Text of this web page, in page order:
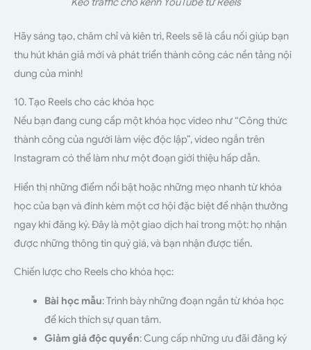
Hãy sáng tạo, chăm chỉ và kiên trì, Reels sẽ là cầu nối giúp bạn
thu hút khán giả mới và phát triển thành công các nền tảng nội
dung của mình!
10. Tạo Reels cho các khóa học
Nếu bạn đang cung cấp một khóa học video như “Công thức
thành công của người làm việc độc lập”, video ngắn trên
Instagram có thể làm như một đoạn giới thiệu hấp dẫn.
Hiển thị những điểm nổi bật hoặc những mẹo nhanh từ khóa
học của bạn và đính kèm một cơ hội đặc biệt để nhận thưởng
ngay khi đăng ký. Đây là một giao dịch hai trong một: họ nhận
được những thông tin quý giá, và bạn nhận được tiền.
Chiến lược cho Reels cho khóa học:
Bài học mẫu: Trình bày những đoạn ngắn từ khóa học
để kích thích sự quan tâm.
Giảm giá độc quyền: Cung cấp những ưu đãi đăng ký